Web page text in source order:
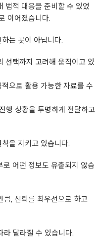
법적 대응을 준비할 수 있었
이어졌습니다.
는 곳이 아닙니다.
선택까지 고려해 움직이고 있
으로 활용 가능한 자료를 수
행 상황을 투명하게 전달하고
을 지키고 있습니다.
어떤 정보도 유출되지 않습
큼, 신뢰를 최우선으로 하고
라 달라질 수 있습니다.